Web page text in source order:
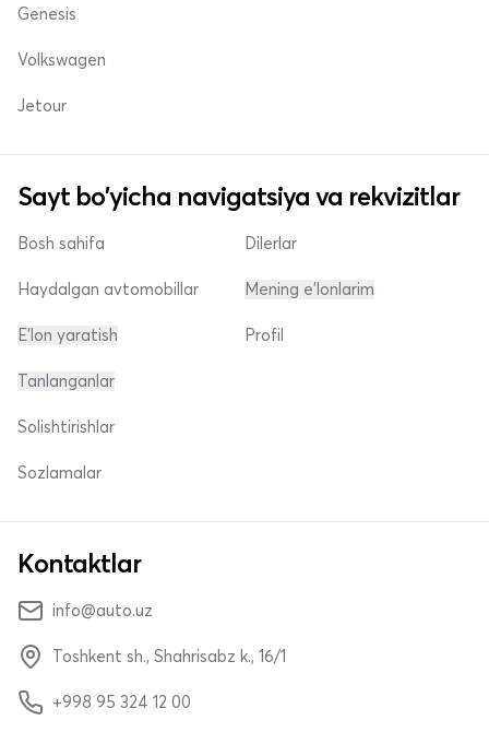
Genesis
Volkswagen
Jetour
Sayt bo'yicha navigatsiya va rekvizitlar
Bosh sahifa
Haydalgan avtomobillar
E'lon yaratish
Dilerlar
Mening e'lonlarim
Profil
Tanlanganlar
Solishtirishlar
Sozlamalar
Kontaktlar
info@auto.uz
Toshkent sh., Shahrisabz k., 16/1
+998 95 324 12 00